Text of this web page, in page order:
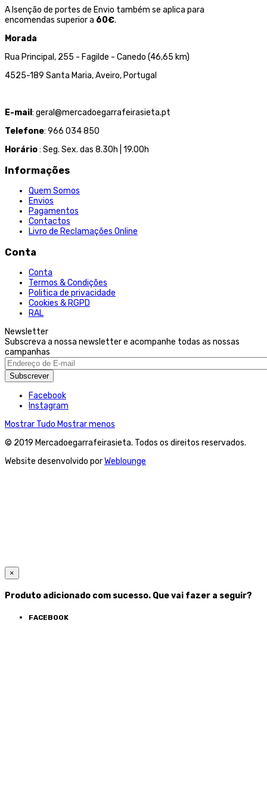
A Isenção de portes de Envio também se aplica para
encomendas superior a 60€.
Morada
Rua Principal, 255 - Fagilde - Canedo (46,65 km)
4525-189 Santa Maria, Aveiro, Portugal
E-mail: geral@mercadoegarrafeirasieta.pt
Telefone: 966 034 850
Horário: Seg. Sex. das 8.30h | 19.00h
Informações
Quem Somos
Envios
Pagamentos
Contactos
Livro de Reclamações Online
Conta
Conta
Termos & Condições
Politica de privacidade
Cookies & RGPD
RAL
Newsletter
Subscreva a nossa newsletter e acompanhe todas as nossas
campanhas
Subscrever
Facebook
Instagram
Mostrar Tudo Mostrar menos
© 2019 Mercadoegarrafeirasieta. Todos os direitos reservados.
Website desenvolvido porWeblounge
×
Produto adicionado com sucesso. Que vai fazer a seguir?
FACEBOOK